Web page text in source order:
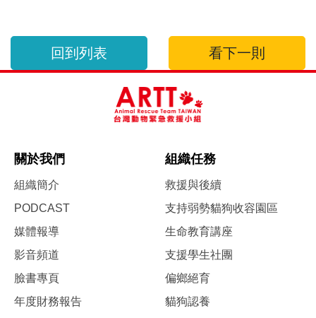
回到列表 看下一則
關於我們
組織簡介
PODCAST
媒體報導
影音頻道
臉書專頁
年度財務報告
組織任務
救援與後續
支持弱勢貓狗收容園區
生命教育講座
支援學生社團
偏鄉絕育
貓狗認養